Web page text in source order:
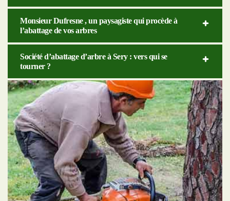
Monsieur Dufresne , un paysagiste qui procède à
l’abattage de vos arbres
Société d’abattage d’arbre à Sery : vers qui se
tourner ?